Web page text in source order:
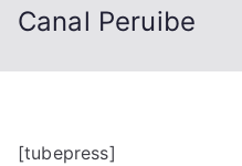
Canal Peruibe
[tubepress]